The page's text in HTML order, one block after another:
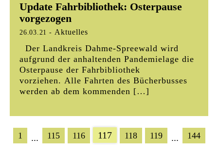
Update Fahrbibliothek: Osterpause
vorgezogen
26.03.21 - Aktuelles
Der Landkreis Dahme-Spreewald wird
aufgrund der anhaltenden Pandemielage die
Osterpause der Fahrbibliothek
vorziehen. Alle Fahrten des Bücherbusses
werden ab dem kommenden […]
1 ... 115 116 117 118 119 ... 144